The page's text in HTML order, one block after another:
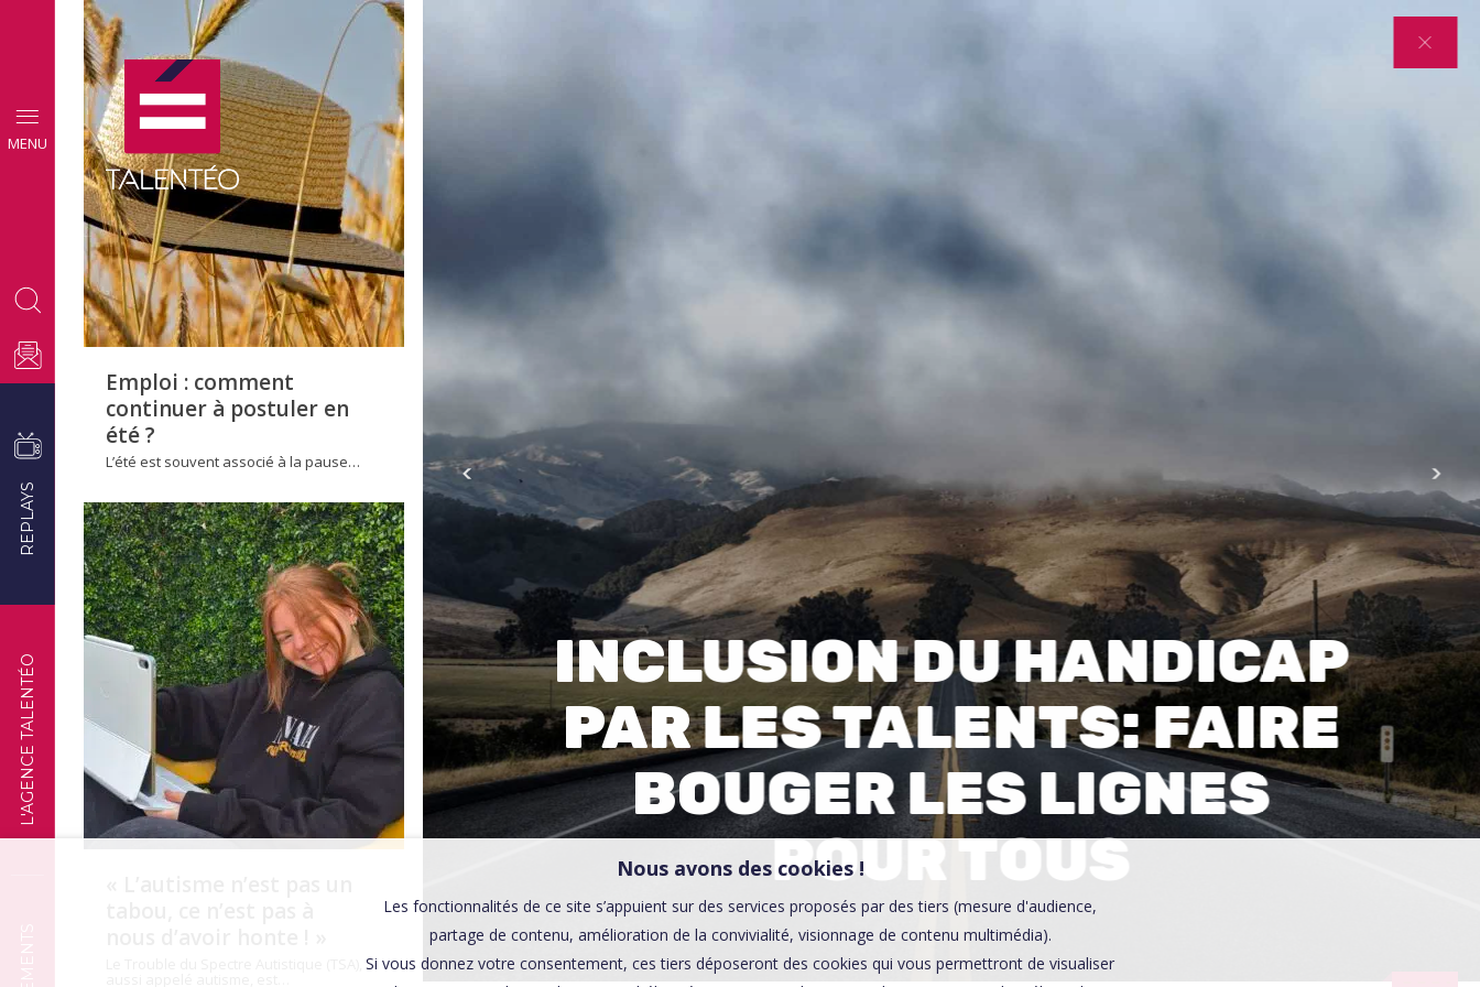
MENU
L'AGENCE TALENTÉO
REPLAYS
CONSEILS
EMPLOI
Emploi : comment
continuer à postuler en
été ?
L’été est souvent associé à la pause…
TÉMOIGNAGES
INCLUSION DU HANDICAP
PAR LES TALENTS: FAIRE
BOUGER LES LIGNES
POUR TOUS
00:00
Nous avons des cookies !
Les fonctionnalités de ce site s’appuient sur des services proposés par des tiers (mesure d'audience,
partage de contenu, amélioration de la convivialité, visionnage de contenu multimédia).
Si vous donnez votre consentement, ces tiers déposeront des cookies qui vous permettront de visualiser